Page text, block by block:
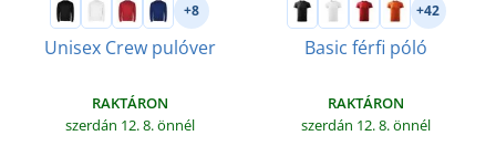
+8
Unisex Crew pulóver
RAKTÁRON
szerdán 12. 8.önnél
+42
Basic férfi póló
RAKTÁRON
szerdán 12. 8.önnél